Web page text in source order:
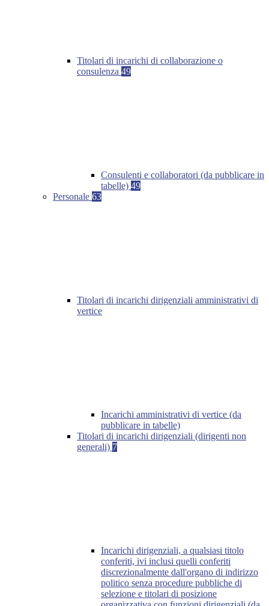
Titolari di incarichi di collaborazione o
consulenza 49
Consulenti e collaboratori (da pubblicare in
tabelle) 49
Personale 63
Titolari di incarichi dirigenziali amministrativi di
vertice
Incarichi amministrativi di vertice (da
pubblicare in tabelle)
Titolari di incarichi dirigenziali (dirigenti non
generali) 7
Incarichi dirigenziali, a qualsiasi titolo
conferiti, ivi inclusi quelli conferiti
discrezionalmente dall'organo di indirizzo
politico senza procedure pubbliche di
selezione e titolari di posizione